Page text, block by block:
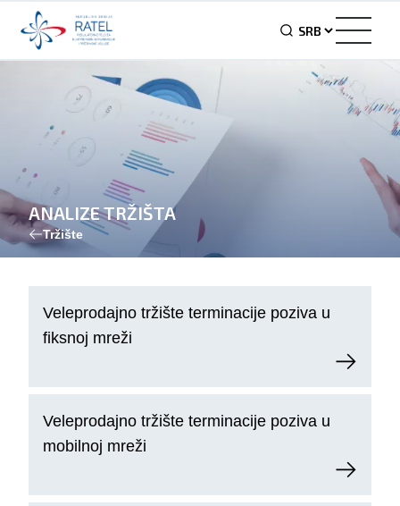
ANALIZE TRŽIŠTA
Tržište
Veleprodajno tržište terminacije poziva u
fiksnoj mreži
Veleprodajno tržište terminacije poziva u
mobilnoj mreži